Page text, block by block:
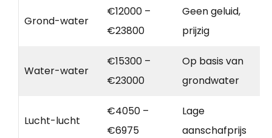
Grond-water
€12000 –
€23800
Geen geluid,
prijzig
Water-water
€15300 –
€23000
Op basis van
grondwater
Lucht-lucht
€4050 –
€6975
Lage
aanschafprijs